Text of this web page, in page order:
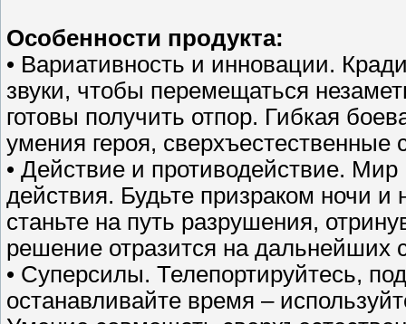
Особенности продукта:
• Вариативность и инновации.
звуки, чтобы перемещаться
готовы получить отпор. Гибкая
умения героя,
• Действие и противодействие.
действия. Будьте призраком ночи
станьте на путь разрушения,
решение отразится на дальнейших
• Суперсилы. Телепортируйтесь,
останавливайте время –